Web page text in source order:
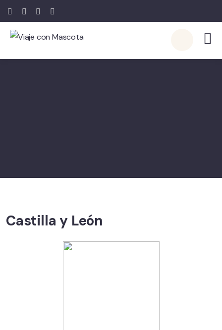
Castilla y León